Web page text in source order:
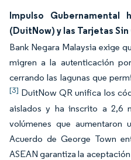
Impulso Gubernamental
(DuitNow) y las Tarjetas
Bank Negara Malaysia exige
migren a la autenticación
cerrando las lagunas que
[3] DuitNow QR unifica los
aislados y ha inscrito a 2,6
volúmenes que aumentaron
Acuerdo de George Town
ASEAN garantiza la